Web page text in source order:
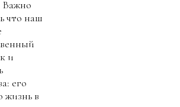
Важно
что наш
и
его
жизнь в